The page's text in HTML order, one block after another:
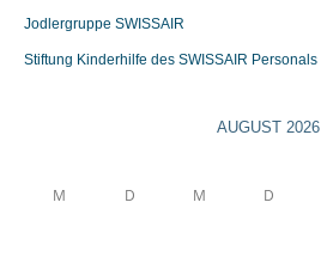
Jodlergruppe SWISSAIR
Stiftung Kinderhilfe des SWISSAIR Personals
AUGUST 2026
M D M D